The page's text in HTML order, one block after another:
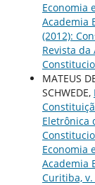
Economia
Academia
(2012):
Revista
MATEUS
SCHWEDE,
Eletrônica
Economia
Academia
Curitiba, v.